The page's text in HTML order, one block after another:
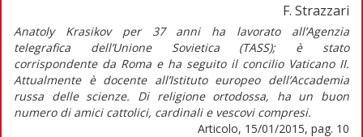
F. Strazzari
Anatoly Krasikov per 37 anni ha lavorato all’Agenzia
telegrafica dell’Unione Sovietica (TASS); è stato
corrispondente da Roma e ha seguito il concilio Vaticano II.
Attualmente è docente all’Istituto europeo dell’Accademia
russa delle scienze. Di religione ortodossa, ha un buon
numero di amici cattolici, cardinali e vescovi compresi.
Articolo, 15/01/2015, pag. 10